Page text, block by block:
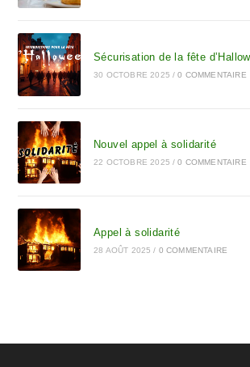
Sécurisation de la fête
30 OCTOBRE 2025 / 0 COMMENTAIRE
Nouvel appel à solidarité
22 OCTOBRE 2025 / 0 COMMENTAIRE
Appel à solidarité
28 AOÛT 2025 / 0 COMMENTAIRE